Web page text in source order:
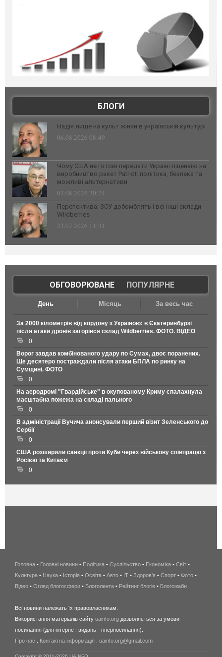
БЛОГИ
Надія лише на культ жінки в українській культурі
06.08.2026 08:49
Чому США не готові передати Україні ліцензію на
виробництво ракет Patriot: політика, безпека та
можливі альтернативи
03.08.2026 20:24
Перспектива: ЗСУ добомблять і всі інші склади
Wildberries
23.07.2026 11:31
ОБГОВОРЮВАНЕ| ПОПУЛЯРНЕ
День Місяць За весь час
За 2000 кілометрів від кордону з Україною: в Єкатеринбурзі
після атаки дронів загорівся склад Wildberries. ФОТО. ВІДЕО
0
Ворог завдав комбінованого удару по Сумах, двоє поранених.
Ще десятеро постраждали після атаки БПЛА по ринку на
Сумщині. ФОТО
0
На аеродромі "Гвардійське" в окупованому Криму спалахнула
масштабна пожежа на складі пального
0
В адміністрації Вучича анонсували перший візит Зеленського до
Сербії
0
США розширили санкції проти Куби через військову співпрацю з
Росією та Китаєм
0
беспроводной
интернет
киев
wimax
в
Головна • Головні новини • Політика • Суспільство • Економіка • Світ •
Культура • Наука • Історія • Освіта • Авто • IT • Здоров'я • Спорт • Фото •
Відео • Огляд блогосфери • Блоголента • Рейтинг блогів • Блогожаби
Всі новини належать їх правовласникам.
Використання матеріалів сайту uainfo.org дозволяється за умови
посилання (для інтернет-видань - гіперпосилання).
Про нас
Контактна інформація uainfo.org@gmail.com